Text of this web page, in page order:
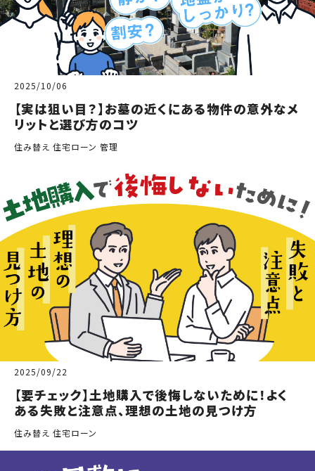
2025/10/06
【実は狙い目？】お墓の近くにある物件の意外なメ
リットと選び方のコツ
住み替え 住宅ローン 管理
2025/09/22
【要チェック】土地購入で後悔しないために！よく
ある失敗と注意点、理想の土地の見つけ方
住み替え 住宅ローン